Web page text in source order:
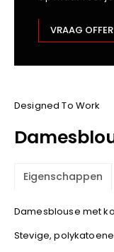
Diadora
Dunlop
Edge
Harvest
Honeywell
Jassz
M-Safe
VRAAG
Designed To Work
Eigenschappen
Damesblouse met
Stevige,